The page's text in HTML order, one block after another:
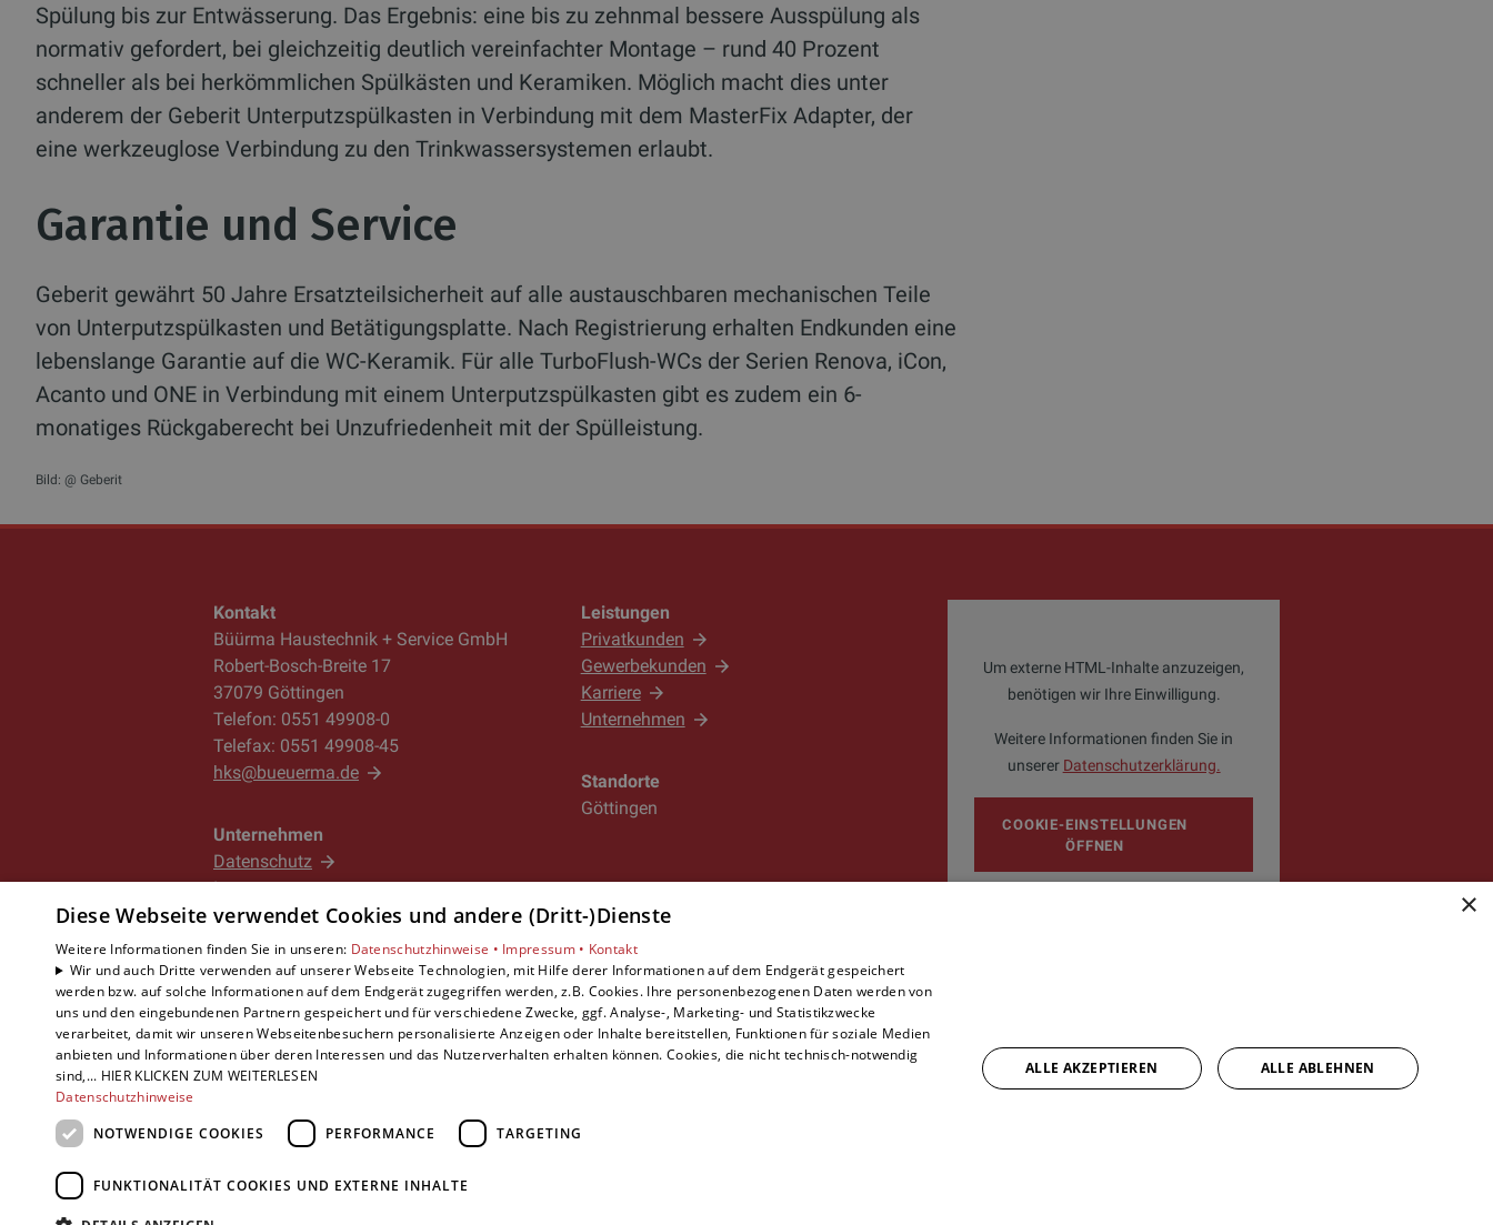
Spülung bis zur Entwässerung. Das Ergebnis: eine bis zu zehnmal bessere Ausspülung als
normativ gefordert, bei gleichzeitig deutlich vereinfachter Montage – rund 40 Prozent
schneller als bei herkömmlichen Spülkästen und Keramiken. Möglich macht dies unter
anderem der Geberit Unterputzspülkasten in Verbindung mit dem MasterFix Adapter, der
eine werkzeuglose Verbindung zu den Trinkwassersystemen erlaubt.
Garantie und Service
Geberit gewährt 50 Jahre Ersatzteilsicherheit auf alle austauschbaren mechanischen Teile
von Unterputzspülkasten und Betätigungsplatte. Nach Registrierung erhalten Endkunden eine
lebenslange Garantie auf die WC-Keramik. Für alle TurboFlush-WCs der Serien Renova, iCon,
Acanto und ONE in Verbindung mit einem Unterputzspülkasten gibt es zudem ein 6-
monatiges Rückgaberecht bei Unzufriedenheit mit der Spülleistung.
Bild: @ Geberit
Kontakt
Büürma Haustechnik + Service GmbH
Robert-Bosch-Breite 17
37079 Göttingen
Telefon: 0551 49908-0
Telefax: 0551 49908-45
hks@bueuerma.de
Unternehmen
Datenschutz
Impressum
Barrierefreiheitserklärung
Leistungen
Privatkunden
Gewerbekunden
Karriere
Unternehmen
Standorte
Göttingen
Um externe HTML-Inhalte anzuzeigen,
benötigen wir Ihre Einwilligung.
Weitere Informationen finden Sie in
unserer Datenschutzerklärung.
COOKIE-EINSTELLUNGEN
ÖFFNEN
Folgen Sie uns:
×
Diese Webseite verwendet Cookies und andere (Dritt-)Dienste
Weitere Informationen finden Sie in unseren: Datenschutzhinweise • Impressum • Kontakt
Wir und auch Dritte verwenden auf unserer Webseite Technologien, mit Hilfe derer Informationen auf dem Endgerät gespeichert
werden bzw. auf solche Informationen auf dem Endgerät zugegriffen werden, z.B. Cookies. Ihre personenbezogenen Daten werden von
uns und den eingebundenen Partnern gespeichert und für verschiedene Zwecke, ggf. Analyse-, Marketing- und Statistikzwecke
verarbeitet, damit wir unseren Webseitenbesuchern personalisierte Anzeigen oder Inhalte bereitstellen, Funktionen für soziale Medien
anbieten und Informationen über deren Interessen und das Nutzerverhalten erhalten können. Cookies, die nicht technisch-notwendig
sind,... HIER KLICKEN ZUM WEITERLESEN
Datenschutzhinweise
NOTWENDIGE COOKIES
PERFORMANCE TARGETING
FUNKTIONALITÄT COOKIES UND EXTERNE INHALTE
ALLE AKZEPTIEREN ALLE ABLEHNEN